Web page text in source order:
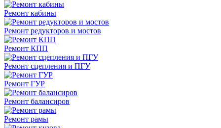
Ремонт кабины
Ремонт редукторов и мостов
Ремонт КПП
Ремонт сцепления и ПГУ
Ремонт ГУР
Ремонт балансиров
Ремонт рамы